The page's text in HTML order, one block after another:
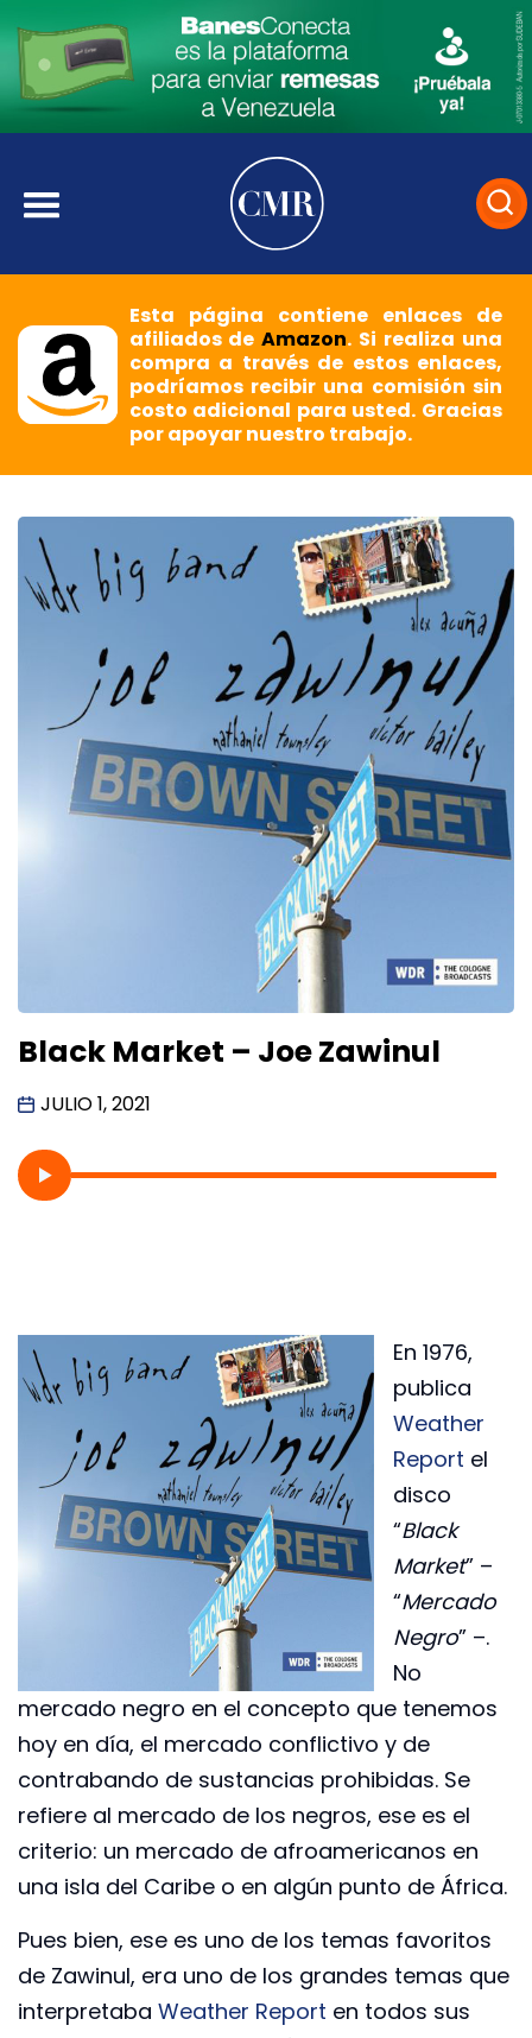
Esta página contiene enlaces de
afiliados deAmazon. Si realiza una
compra a través de estos enlaces,
podríamos recibir una comisión sin
costo adicional para usted. Gracias
por apoyar nuestro trabajo.
Black Market – Joe Zawinul
JULIO 1, 2021
En 1976,
publica
Weather
Report el
disco
“Black
Market” –
“Mercado
Negro” –.
No
mercado negro en el concepto que tenemos
hoy en día, el mercado conflictivo y de
contrabando de sustancias prohibidas. Se
refiere al mercado de los negros, ese es el
criterio: un mercado de afroamericanos en
una isla del Caribe o en algún punto de África.
Pues bien, ese es uno de los temas favoritos
de Zawinul, era uno de los grandes temas que
interpretaba Weather Report en todos sus